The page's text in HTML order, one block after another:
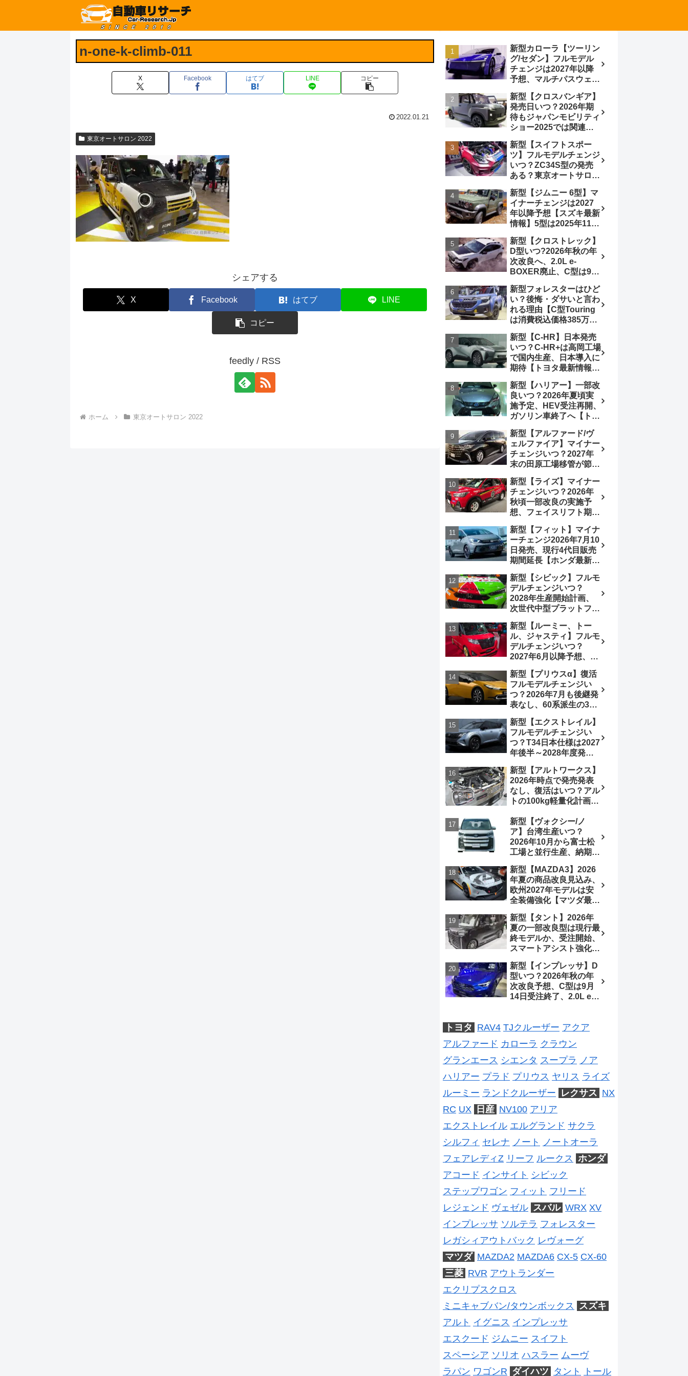
n-one-k-climb-011
X Facebook はてブ LINE コピー
2022.01.21
東京オートサロン 2022
シェアする
X Facebook はてブ LINE
コピー
feedly / RSS
ホーム 東京オートサロン 2022
新型カローラ【ツーリン
グ/セダン】フルモデル
チェンジは2027年以降
予想、マルチパスウェイ
BEVからの派生で新開発
小型エンジン搭載の
HEV/PHEV、ギガキャ
ストの採用は無しか【ト
ヨタ最新情報】60周年記
念車発売
新型【クロスバンギア】
発売日いつ？2026年期
待もジャパンモビリティ
ショー2025では関連モ
最新情報】ベース車ノ
ア/ヴォクシーの台湾生
産開始に注目、「ギア」
のほか「コア」と「ツー
ル」、デリカD:5対抗の
クロスオーバーSUVミニ
バン
新型【スイフトスポー
ツ】フルモデルチェンジ
いつ？ZC34S型の発売
ある？東京オートサロン
エロー レヴはスイスポ
コンセプトか？ハイブリ
ッド化/重量増/価格アッ
プが争点【スズキ最新情
報】特別仕様車
「ZC33S Final
Edition」終了
新型【ジムニー 6型】マ
イナーチェンジは2027
年以降予想【スズキ最新
情報】5型は2025年11月
ACC・スズキコネクト
採用
新型【クロストレック】
D型いつ?2026年秋の年
次改良へ、2.0L e-
BOXER廃止、C型は9月
ーボ採用予想【スバル最
新情報】
新型フォレスターはひど
い？後悔・ダサいと言わ
れる理由【C型Touring
は消費税込価格385万円
19.1km/L、納期4～5か
月】ナビUI・冬用タイ
ヤ・ウィルダネス日本発
売は？カーオブザイヤー
とJNCAP大賞受賞後も
残る注意点
新型【C-HR】日本発売
いつ？C-HR+は高岡工場
で国内生産、日本導入に
期待【トヨタ最新情報】
売、2代目HEV・PHEV
は日本未導入
新型【ハリアー】一部改
良いつ？2026年夏頃実
施予定、HEV受注再開、
ガソリン車終了へ【トヨ
チェンジ2027年以降予
想
新型【アルファード/ヴ
ェルファイア】マイナー
チェンジいつ？2027年
末の田原工場移管が節目
のフェイスリフト予想
【トヨタ最新情報】
2026年6月一部改良済
み、消費税込価格559万
9000円から
新型【ライズ】マイナー
チェンジいつ？2026年
秋頃一部改良の実施予
想、フェイスリフト期
2～3ヵ月に短縮【ダイハ
ツ最新情報】前回改良は
2024年11月5日、価格
180.07～244.2万円、値
上げ約8～10万円、法規
対応、ハイブリッド
4WD追加まだ、フルモ
デルチェンジはトヨタが
介入か
新型【フィット】マイナ
ーチェンジ2026年7月10
日発売、現行4代目販売
期間延長【ホンダ最新情
いつ？フルモデルチェン
ジは2029年頃まで遅れ
る予想
新型【シビック】フルモ
デルチェンジいつ？
2028年生産開始計画、
次世代中型プラットフォ
搭載予想【ホンダ最新情
報】Honda S+ Shiftは現
行e:HEV RS 消費税込
4,659,600円で先行導入
新型【ルーミー、トー
ル、ジャスティ】フルモ
デルチェンジいつ？
2027年6月以降予想、ビ
う無い？【トヨタ最新情
報】1.2Lハイブリッド追
加は次期型に期待
新型【プリウスα】復活
フルモデルチェンジい
つ？2026年7月も後継発
表なし、60系派生の3列
発売される可能性は【ト
ヨタ最新情報デザイン予
想画像】スライドドア装
備の要望も
新型【エクストレイル】
フルモデルチェンジい
つ？T34日本仕様は2027
年後半～2028年度発売
米ローグe-POWERは
2026年後半投入へ
新型【アルトワークス】
2026年時点で発売発表
なし、復活はいつ？アル
トの100kg軽量化計画は
処、5MTターボとアルト
スピリットに期待【スズ
キ最新情報】
新型【ヴォクシー/ノ
ア】台湾生産いつ？
2026年10月から富士松
工場と並行生産、納期短
2026年5月6日マイナー
チェンジ、価格 NOAH
326万1500円、VOXY
375万1000円、特別仕様
車 WxBと煌の追加に期
待、S-Zに12.3インチメ
ーター
新型【MAZDA3】2026
年夏の商品改良見込み、
欧州2027年モデルは安
全装備強化【マツダ最新
ジは2028年以降予想
新型【タント】2026年
夏の一部改良型は現行最
終モデルか、受注開始、
スマートアシスト強化と
フルモデルチェンジ予想
【ダイハツ最新情報】
新型【インプレッサ】D
型いつ？2026年秋の年
次改良予想、C型は9月
14日受注終了、2.0L e-
予想【スバル最新情報】
トヨタ RAV4 TJクルーザー アクア
アルファード カローラ クラウン
グランエース シエンタ スープラ
ノア
ハリアー プラド プリウス ヤリス ライズ
ルーミー ランドクルーザー レクサス NX
RC UX 日産 NV100 アリア
エクストレイル エルグランド サクラ
シルフィ セレナ ノート
ノートオーラ
フェアレディZ リーフ ルークス ホンダ
アコード インサイト シビック
ステップワゴン フィット フリード
レジェンド ヴェゼル スバル WRX XV
インプレッサ ソルテラ フォレスター
レガシィアウトバック レヴォーグ
マツダ MAZDA2 MAZDA6 CX-5 CX-60
三菱 RVR アウトランダー
エクリプスクロス
ミニキャブバン/タウンボックス
スズキ
アルト イグニス インプレッサ
エスクード ジムニー スイフト
スペーシア ソリオ ハスラー ムーヴ
ラパン ワゴンR ダイハツ タント トール